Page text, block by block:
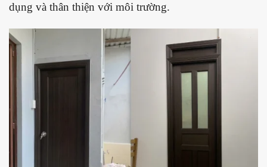
dụng và thân thiện với môi trường.